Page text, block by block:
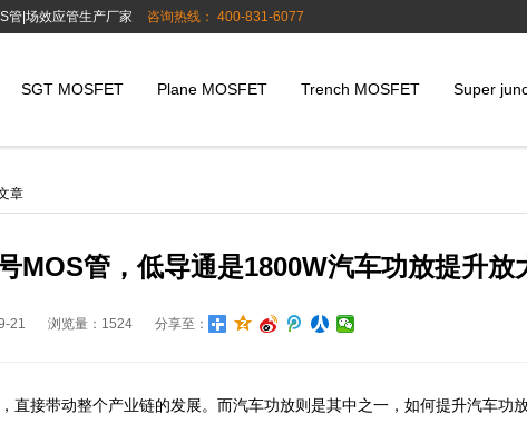
管|场效应管生产厂家 咨询热线： 400-831-6077
SGT MOSFET Plane MOSFET Trench MOSFET Super
章
MOS管，低导通是1800W汽车功放提升放
21 浏览量：1524 分享至：
直接带动整个产业链的发展。而汽车功放则是其中之一，如何提升汽车功